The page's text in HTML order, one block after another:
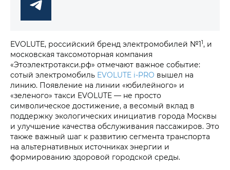
EVOLUTE, российский бренд электромобилей №11, и
московская таксомоторная компания
«Этоэлектротакси.рф» отмечают важное событие:
сотый электромобиль EVOLUTE i‑PRO вышел на
линию. Появление на линии «юбилейного» и
«зеленого» такси EVOLUTE — не просто
символическое достижение, а весомый вклад в
поддержку экологических инициатив города Москвы
и улучшение качества обслуживания пассажиров. Это
также важный шаг к развитию сегмента транспорта
на альтернативных источниках энергии и
формированию здоровой городской среды.